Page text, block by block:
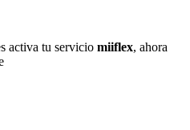
activa tu servicio miiflex, ahora